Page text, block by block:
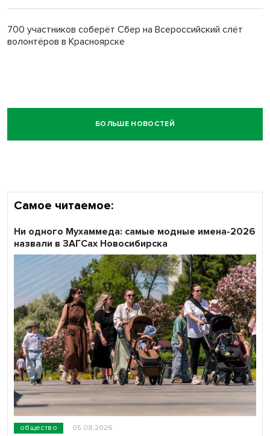
700 участников соберёт Сбер на Всероссийский слёт
волонтёров в Красноярске
БОЛЬШЕ НОВОСТЕЙ
Самое читаемое:
общество 05.08.2026
Ни одного Мухаммеда: самые модные имена-2026
назвали в ЗАГСах Новосибирска